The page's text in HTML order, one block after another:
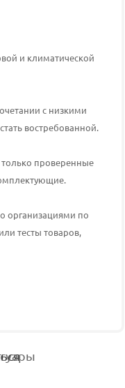
и климатической
с низкими
востребованной.
проверенные
организациями по
тесты товаров,